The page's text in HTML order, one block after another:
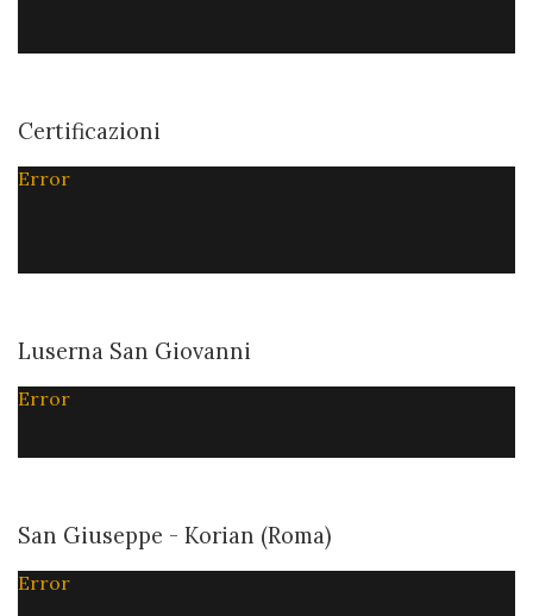
Certificazioni
Error
Luserna San Giovanni
Error
San Giuseppe - Korian (Roma)
Error